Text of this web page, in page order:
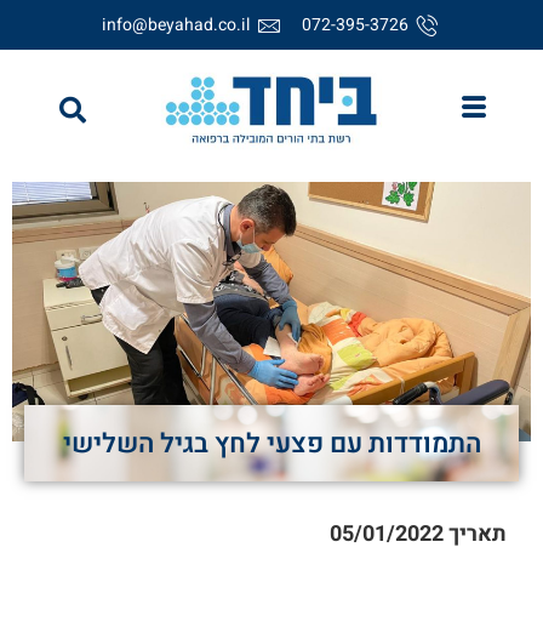
072-395-3726
info@beyahad.co.il
התמודדות עם פצעי לחץ בגיל השלישי
תאריך 05/01/2022